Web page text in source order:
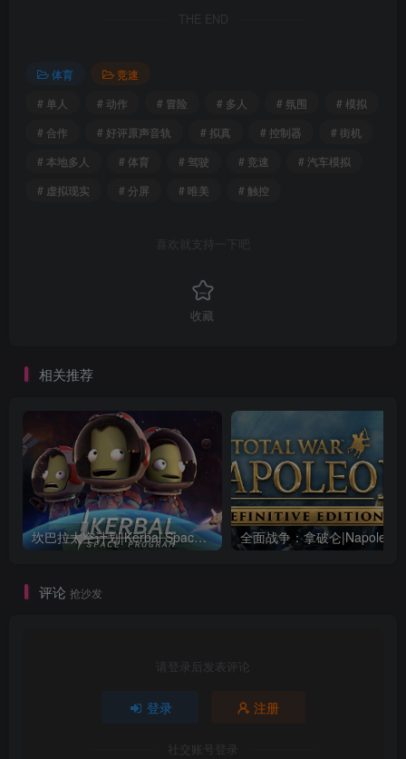
THE END
体育
竞速
# 单人
# 动作 # 冒险 # 多人 # 氛围
# 模拟
# 合作
# 好评原声音轨 # 拟真 # 控制器
# 街机
# 本地多人
# 体育 # 驾驶 # 竞速
# 汽车模拟
# 虚拟现实
# 分屏 # 唯美 # 触控
喜欢就支持一下吧
收藏
相关推荐
坎巴拉太空计划|Kerbal Space Program|1.12.5.3190|整合全DLC
评论 抢沙发
请登录后发表评论
登录 注册
社交账号登录